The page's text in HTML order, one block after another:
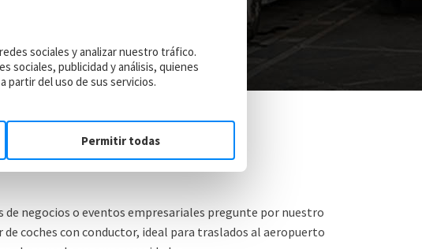
en negocios
de negocios o eventos empresariales pregunte por nuestro
de coches con conductor, ideal para traslados al aeropuerto
sociales y analizar nuestro tráfico.
sociales, publicidad y análisis, quienes
partir del uso de sus servicios.
Permitir todas